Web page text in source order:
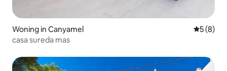
Woning in Canyamel
5 (8)
casa sureda mas